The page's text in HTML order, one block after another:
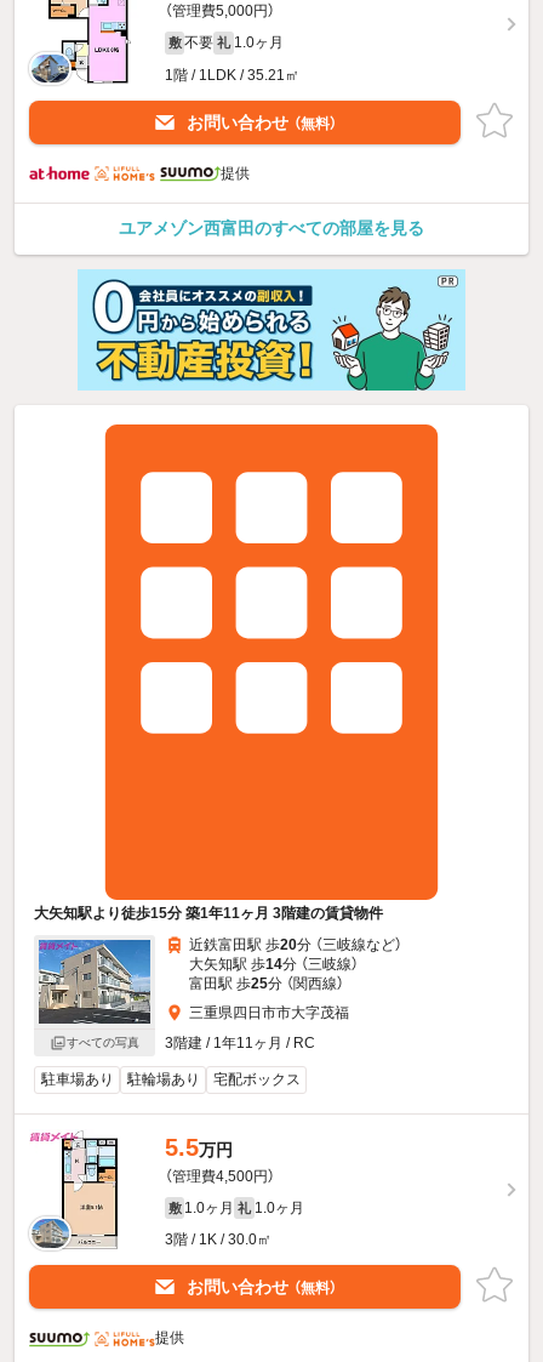
（管理費5,000円）
敷 不要 礼 1.0ヶ月
1階 / 1LDK / 35.21㎡
お問い合わせ （無料）
提供
ユアメゾン西富田のすべての部屋を見る
大矢知駅より徒歩15分 築1年11ヶ月 3階建の賃貸物件
すべての写真
近鉄富田駅 歩20分 （三岐線など）
大矢知駅 歩14分 （三岐線）
富田駅 歩25分 （関西線）
三重県四日市市大字茂福
3階建 / 1年11ヶ月 / RC
駐車場あり 駐輪場あり 宅配ボックス
5.5万円
（管理費4,500円）
敷 1.0ヶ月 礼 1.0ヶ月
3階 / 1K / 30.0㎡
お問い合わせ （無料）
提供